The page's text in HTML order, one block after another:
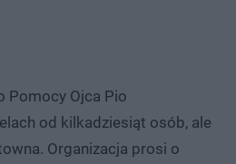
Pomocy Ojca Pio
od kilkadziesiąt osób, ale
Organizacja prosi o